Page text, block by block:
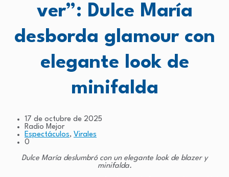
ver”: Dulce María
desborda glamour con
elegante look de
minifalda
17 de octubre de 2025
Radio Mejor
Espectáculos, Virales
0
Dulce María deslumbró con un elegante look de blazer y
minifalda.